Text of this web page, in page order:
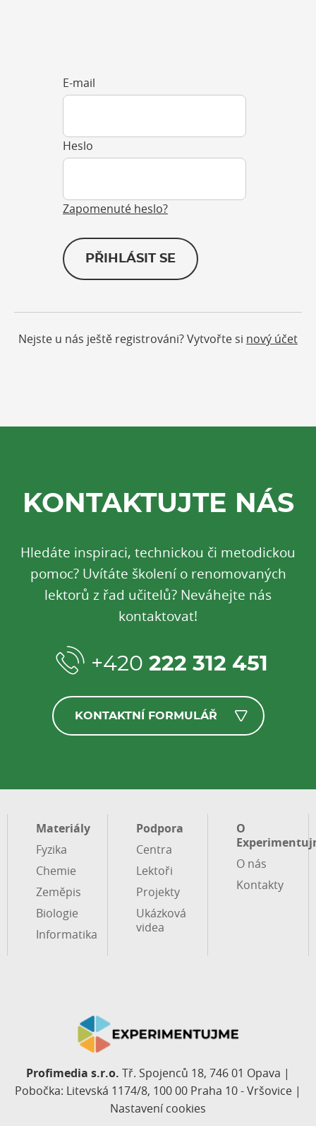
E-mail
Heslo
Zapomenuté heslo?
PŘIHLÁSIT SE
Nejste u nás ještě registrováni? Vytvořte si nový účet
KONTAKTUJTE NÁS
Hledáte inspiraci, technickou či metodickou
pomoc? Uvítáte školení o renomovaných
lektorů z řad učitelů? Neváhejte nás
kontaktovat!
+420 222 312 451
KONTAKTNÍ FORMULÁŘ
Materiály
Fyzika
Chemie
Zeměpis
Biologie
Informatika
Podpora
Centra
Lektoři
Projekty
Ukázková
videa
O
O nás
Kontakty
Profimedia s.r.o. Tř. Spojenců 18, 746 01 Opava |
Pobočka: Litevská 1174/8, 100 00 Praha 10 - Vršovice |
Nastavení cookies